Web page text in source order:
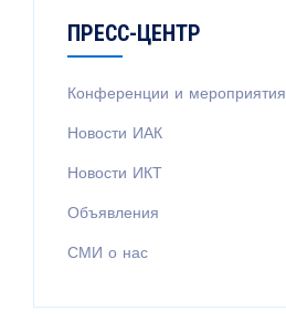
ПРЕСС-ЦЕНТР
Конференции и мероприятия
Новости ИАК
Новости ИКТ
Объявления
СМИ о нас